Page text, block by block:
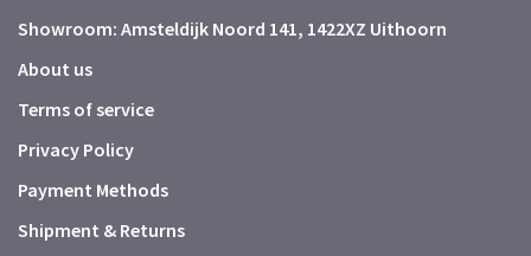
Showroom: Amsteldijk Noord 141, 1422XZ Uithoorn
About us
Terms of service
Privacy Policy
Payment Methods
Shipment & Returns